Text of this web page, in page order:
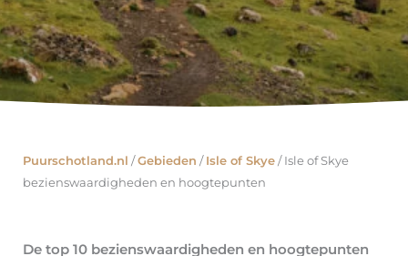
Puurschotland.nl /Gebieden /Isle of Skye/Isle of Skye
bezienswaardigheden en hoogtepunten
De top 10 bezienswaardigheden en hoogtepunten